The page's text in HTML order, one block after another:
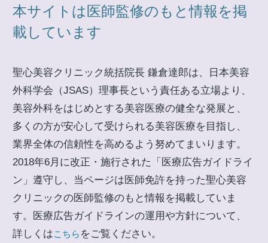
本サイトは医師監修のもと情報を掲
載しています
聖心美容クリニック統括院長 鎌倉達郎は、日本美容
外科学会（JSAS）理事長という責任ある立場より、
美容外科をはじめとする美容医療の健全な発展と、
多くの方が安心して受けられる美容医療を目指し、
業界全体の信頼性を高めるよう努めてまいります。
2018年6月に改正・施行された「医療広告ガイドライ
ン」遵守し、当ページは医師免許を持った聖心美容
クリニックの医師監修のもと情報を掲載していま
す。医療広告ガイドラインの運用や方針について、
詳しくはこちら をご覧ください。